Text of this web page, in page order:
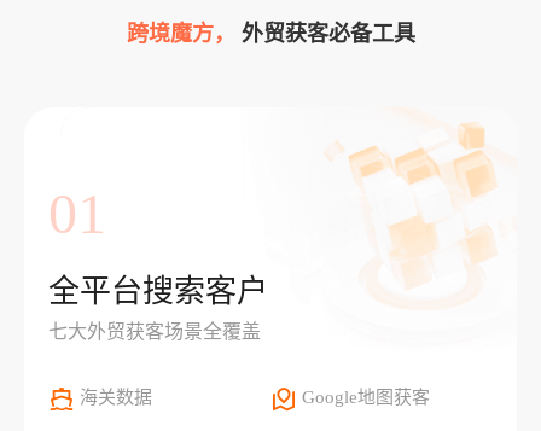
跨境魔方， 外贸获客必备工具
01
全平台搜索客户
七大外贸获客场景全覆盖
海关数据 Google地图获客